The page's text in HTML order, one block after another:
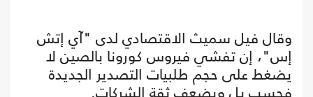
وقال فيل سميث الاقتصادي لدى "آي إتش
إس"، إن تفشي فيروس كورونا بالصين لا
يضغط على حجم طلبيات التصدير الجديدة
فحسب بل ويضعف ثقة الشركات.